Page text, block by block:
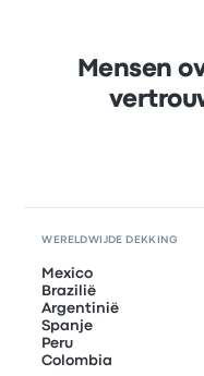
Mensen
WERELDWIJDE DEKKING
Mexico
Brazilië
Argentinië
Spanje
Peru
Colombia